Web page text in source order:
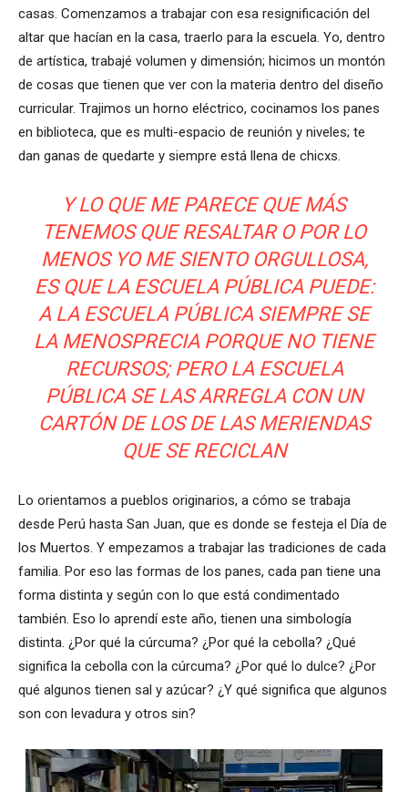
casas. Comenzamos a trabajar con esa resignificación del
altar que hacían en la casa, traerlo para la escuela. Yo, dentro
de artística, trabajé volumen y dimensión; hicimos un montón
de cosas que tienen que ver con la materia dentro del diseño
curricular. Trajimos un horno eléctrico, cocinamos los panes
en biblioteca, que es multi-espacio de reunión y niveles; te
dan ganas de quedarte y siempre está llena de chicxs.
Y LO QUE ME PARECE QUE MÁS
TENEMOS QUE RESALTAR O POR LO
MENOS YO ME SIENTO ORGULLOSA,
ES QUE LA ESCUELA PÚBLICA PUEDE:
A LA ESCUELA PÚBLICA SIEMPRE SE
LA MENOSPRECIA PORQUE NO TIENE
RECURSOS; PERO LA ESCUELA
PÚBLICA SE LAS ARREGLA CON UN
CARTÓN DE LOS DE LAS MERIENDAS
QUE SE RECICLAN
Lo orientamos a pueblos originarios, a cómo se trabaja
desde Perú hasta San Juan, que es donde se festeja el Día de
los Muertos. Y empezamos a trabajar las tradiciones de cada
familia. Por eso las formas de los panes, cada pan tiene una
forma distinta y según con lo que está condimentado
también. Eso lo aprendí este año, tienen una simbología
distinta. ¿Por qué la cúrcuma? ¿Por qué la cebolla? ¿Qué
significa la cebolla con la cúrcuma? ¿Por qué lo dulce? ¿Por
qué algunos tienen sal y azúcar? ¿Y qué significa que algunos
son con levadura y otros sin?